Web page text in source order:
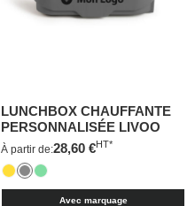
LUNCHBOX CHAUFFANTE
PERSONNALISÉE LIVOO
À partir de:28,60 €HT*
Avec marquage